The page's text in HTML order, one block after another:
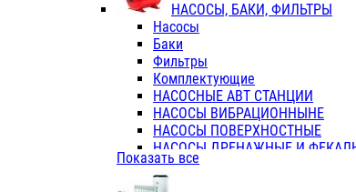
ТРОЙНИКИ ПЕРЕХОДНЫЕ
ТРОЙНИКИ С ВНУТРЕННЕЙ
КОЛЬЦА РЕЗИНОВЫЕ
ТРУБЫ НАПОРНЫЕ
ТРУБЫ ГОФРИРОВАННЫЕ
ТРУБЫ ПОЛИЭТИЛЕНОВЫЕ
НАСОСЫ, БАКИ, ФИЛЬТРЫ
Насосы
Баки
Фильтры
Комплектующие
НАСОСНЫЕ АВТ СТАНЦИИ
НАСОСЫ ВИБРАЦИОННЫНЕ
НАСОСЫ ПОВЕРХНОСТНЫЕ
НАСОСЫ ДРЕНАЖНЫЕ И
НАСОСЫ ПОВЫСИТ и
НАСОСЫ СКВАЖИННЫЕ
Показать все